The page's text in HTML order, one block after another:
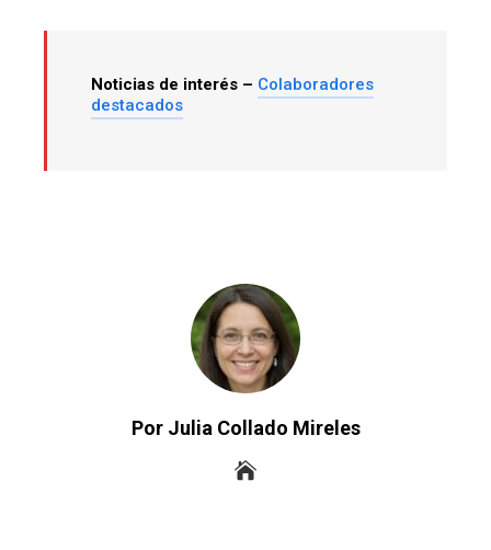
Noticias de interés – Colaboradores
destacados
Por Julia Collado Mireles